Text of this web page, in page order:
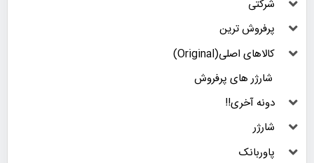
شرکتی
پرفروش ترین
کالاهای اصلی(Original)
شارژر های پرفروش
دونه آخری!!
شارژر
پاوربانک